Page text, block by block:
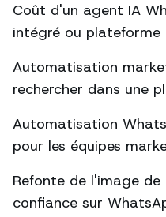
Coût d'un agent IA
intégré ou plateforme
Automatisation
rechercher dans une
Automatisation
pour les équipes
Refonte de l'image de
confiance sur